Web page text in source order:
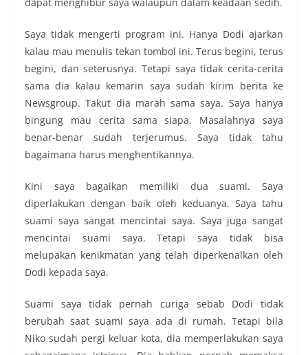
Saya tidak mengerti program ini. Hanya Dodi ajarkan
kalau mau menulis tekan tombol ini. Terus begini, terus
begini, dan seterusnya. Tetapi saya tidak cerita-cerita
sama dia kalau kemarin saya sudah kirim berita ke
Newsgroup. Takut dia marah sama saya. Saya hanya
bingung mau cerita sama siapa. Masalahnya saya
benar-benar sudah terjerumus. Saya tidak tahu
bagaimana harus menghentikannya.
Kini saya bagaikan memiliki dua suami. Saya
diperlakukan dengan baik oleh keduanya. Saya tahu
suami saya sangat mencintai saya. Saya juga sangat
mencintai suami saya. Tetapi saya tidak bisa
melupakan kenikmatan yang telah diperkenalkan oleh
Dodi kepada saya.
Suami saya tidak pernah curiga sebab Dodi tidak
berubah saat suami saya ada di rumah. Tetapi bila
Niko sudah pergi keluar kota, dia memperlakukan saya